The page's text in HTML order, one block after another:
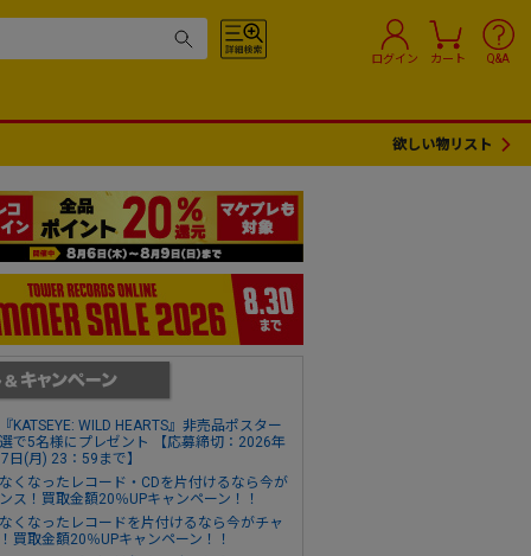
ログイン カート Q&A
欲しい物リスト
KATSEYE: WILD HEARTS』非売品ポスター
で5名様にプレゼント 【応募締切：2026年
日(月) 23：59まで】
くなったレコード・CDを片付けるなら今が
ス！買取金額20％UPキャンペーン！！
くなったレコードを片付けるなら今がチャ
買取金額20％UPキャンペーン！！